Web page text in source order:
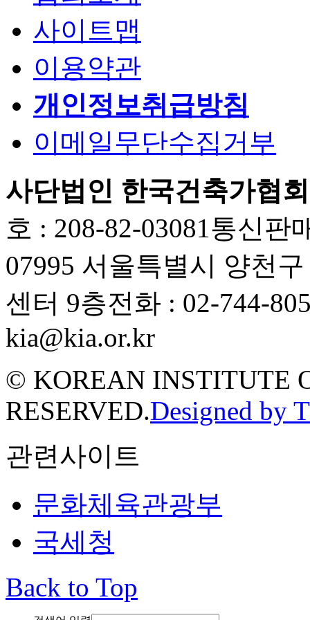
사이트맵
이용약관
개인정보취급방침
이메일무단수집거부
사단법인 한국건축가협회
호 : 208-82-03081통신판
07995 서울특별시 양천
센터 9층전화 : 02-744-
kia@kia.or.kr
© KOREAN INSTITUTE
RESERVED.Designed by
관련사이트
문화체육관광부
국세청
Back to Top